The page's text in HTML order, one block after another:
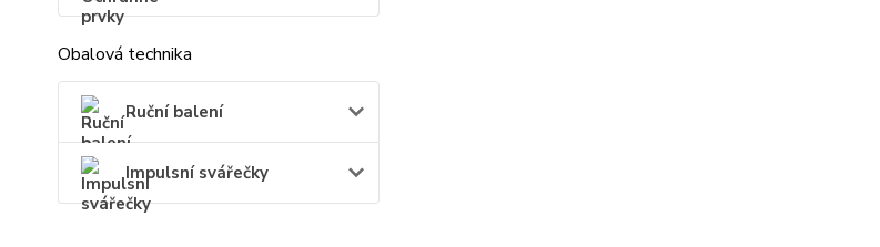
Obalová technika
Ruční balení
Impulsní svářečky